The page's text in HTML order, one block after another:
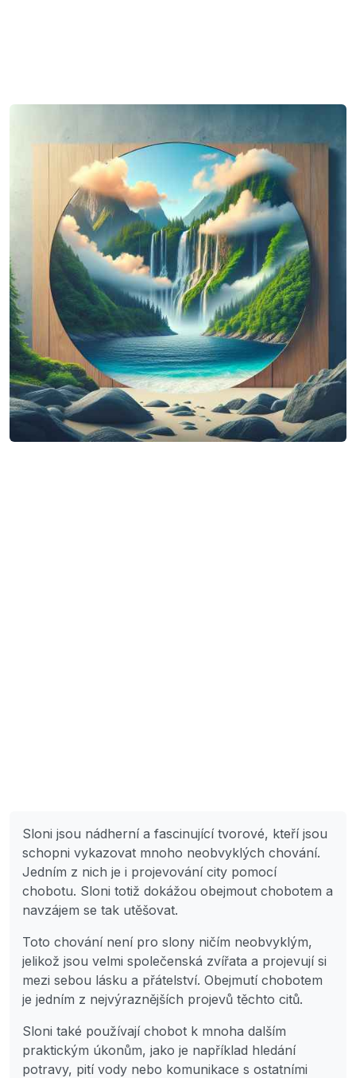
Sloni jsou nádherní a fascinující tvorové, kteří jsou
schopni vykazovat mnoho neobvyklých chování.
Jedním z nich je i projevování city pomocí
chobotu. Sloni totiž dokážou obejmout chobotem a
navzájem se tak utěšovat.
Toto chování není pro slony ničím neobvyklým,
jelikož jsou velmi společenská zvířata a projevují si
mezi sebou lásku a přátelství. Obejmutí chobotem
je jedním z nejvýraznějších projevů těchto citů.
Sloni také používají chobot k mnoha dalším
praktickým úkonům, jako je například hledání
potravy, pití vody nebo komunikace s ostatními